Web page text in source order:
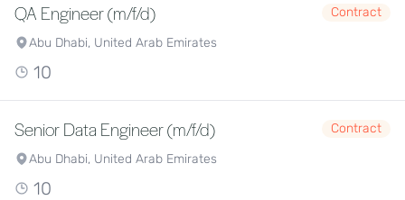
QA Engineer (m/f/d)
Contract
Abu Dhabi, United Arab Emirates
10
Senior Data Engineer (m/f/d)
Contract
Abu Dhabi, United Arab Emirates
10